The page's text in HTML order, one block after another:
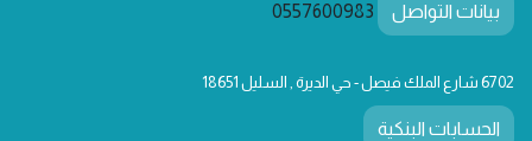
بيانات التواصل 0557600983
6702 شارع الملك فيصل - حي الديرة , السليل 18651
الحسابات البنكية